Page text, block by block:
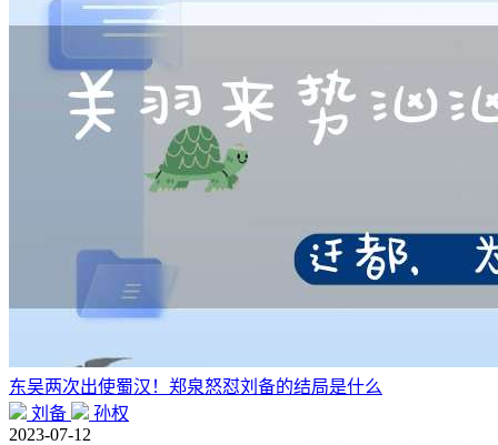
东吴两次出使蜀汉！郑泉怒怼刘备的结局是什么
刘备
孙权
2023-07-12